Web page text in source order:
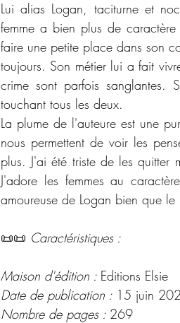
Lui alias Logan, taciturne et
femme a bien plus de
faire une petite place dans son
toujours. Son métier lui a fait
crime sont parfois
touchant tous les deux.
La plume de l'auteure est une
nous permettent de voir les
plus. J'ai été triste de les quitter
J'adore les femmes au
amoureuse de Logan bien que
📜📜 Caractéristiques :
Maison d'édition : Editions Elsie
Date de publication : 15 juin
Nombre de pages : 269